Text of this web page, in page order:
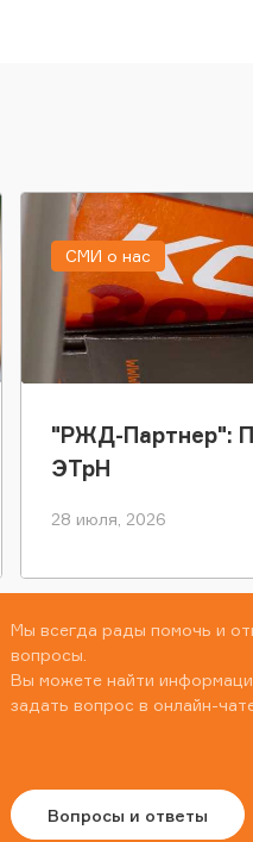
"РЖД-Партнер":
ЭТрН
28 июля, 2026
СМИ о нас
Мы всегда рады помочь и
вопросы.
Вы можете найти
задать вопрос в онлайн-
Вопросы и ответы